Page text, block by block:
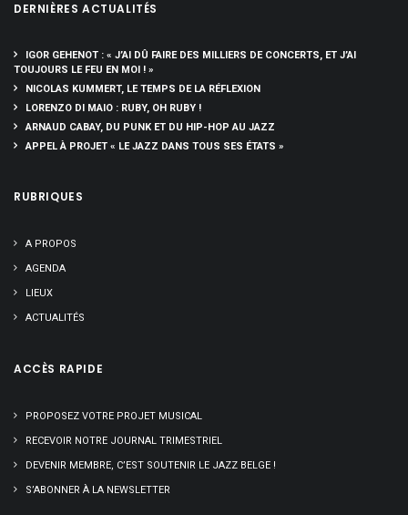
DERNIÈRES ACTUALITÉS
IGOR GEHENOT : « J’AI DÛ FAIRE DES MILLIERS DE CONCERTS, ET J’AI
TOUJOURS LE FEU EN MOI ! »
NICOLAS KUMMERT, LE TEMPS DE LA RÉFLEXION
LORENZO DI MAIO : RUBY, OH RUBY !
ARNAUD CABAY, DU PUNK ET DU HIP-HOP AU JAZZ
APPEL À PROJET « LE JAZZ DANS TOUS SES ÉTATS »
RUBRIQUES
A PROPOS
AGENDA
LIEUX
ACTUALITÉS
ACCÈS RAPIDE
PROPOSEZ VOTRE PROJET MUSICAL
RECEVOIR NOTRE JOURNAL TRIMESTRIEL
DEVENIR MEMBRE, C’EST SOUTENIR LE JAZZ BELGE !
S’ABONNER À LA NEWSLETTER